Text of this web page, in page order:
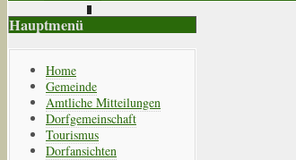
Hauptmenü
Home
Gemeinde
Amtliche Mitteilungen
Dorfgemeinschaft
Tourismus
Dorfansichten